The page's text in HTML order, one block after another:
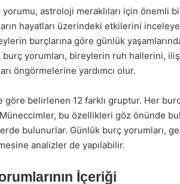
astroloji meraklıları için önemli
hayatları üzerindeki etkilerini
burçlarına göre günlük
yorumları, bireylerin ruh hallerini,
öngörmelerine yardımcı olur.
göre belirlenen 12 farklı gruptur. Her
Müneccimler, bu özellikleri göz önünde
bulunurlar. Günlük burç yorumları,
analizler de yapılabilir.
İçeriği